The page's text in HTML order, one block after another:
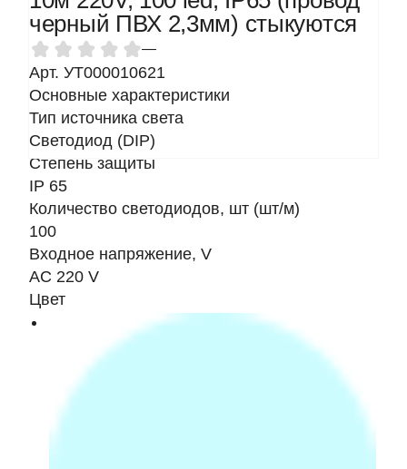
черный ПВХ 2,3мм) стыкуются
—
Арт. УТ000010621
Основные характеристики
Тип источника света
Светодиод (DIP)
Степень защиты
IP 65
Количество светодиодов, шт (шт/м)
100
Входное напряжение, V
AC 220 V
Цвет